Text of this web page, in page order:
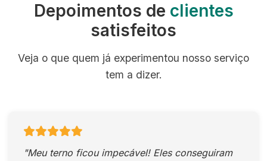
Depoimentos de clientes
satisfeitos
Veja o que quem já experimentou nosso serviço
tem a dizer.
"Meu terno ficou impecável! Eles conseguiram